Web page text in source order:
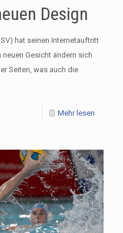
Design
hat seinen Internetauftritt
Gesicht ändern sich
Seiten, was auch die
Mehr lesen